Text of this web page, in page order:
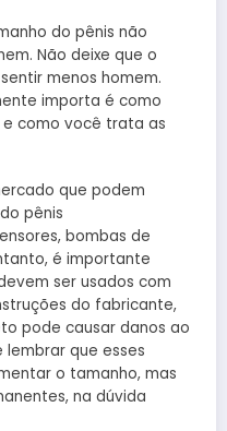
do pênis não
Não deixe que o
menos homem.
importa é como
como você trata as
que podem
pênis
bombas de
é importante
ser usados com
do fabricante,
pode causar danos ao
lembrar que esses
o tamanho, mas
na dúvida